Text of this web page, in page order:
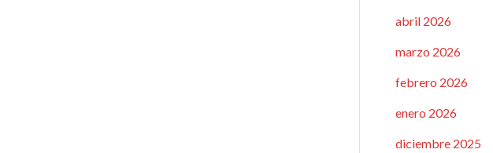
abril 2026
marzo 2026
febrero 2026
enero 2026
diciembre 2025